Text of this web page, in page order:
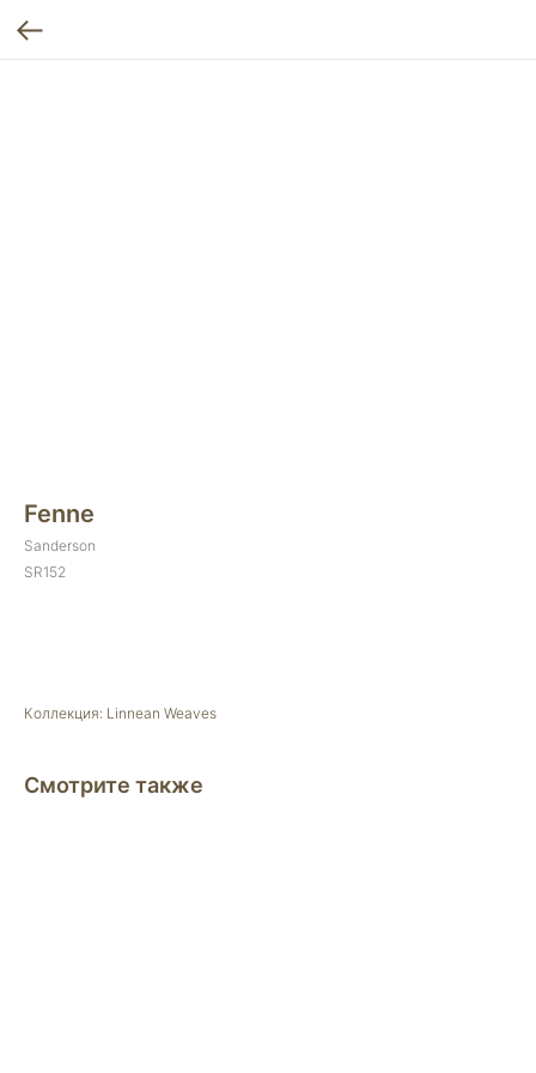
Fenne
Sanderson
SR152
Коллекция: Linnean Weaves
Смотрите также